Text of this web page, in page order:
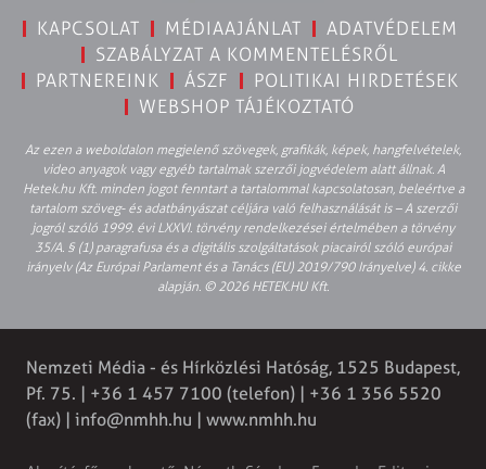
KAPCSOLAT MÉDIAAJÁNLAT
ADATVÉDELEM
SZABÁLYZAT A KOMMENTELÉSRŐL
PARTNEREINK
ÁSZF
POLITIKAI HIRDETÉSEK
WEBSHOP TÁJÉKOZTATÓ
Az ezen a weboldalon megjelenő szövegek, grafikák, képek, hangfelvételek,
video anyagok vagy egyéb tartalmak szerzői jogvédelem alatt állnak. A
Hetek.hu Kft. minden jogot fenntart a tartalommal kapcsolatosan, beleértve a
tartalom szöveg- és adatbányászat céljára való felhasználását is – A szerzői
jogról szóló 1999. évi LXXVI. törvény rendelkezései értelmében a törvény
35/A. § (1) paragrafusa és a digitális szolgáltatások piacairól szóló európai
irányelv (Az Európai Parlament és a Tanács (EU) 2019/790 Irányelve) 4. cikke
alapján. © 2026 HETEK.HU Kft.
Nemzeti Média - és Hírközlési Hatóság, 1525 Budapest,
Pf. 75. | +36 1 457 7100 (telefon) | +36 1 356 5520
(fax) | info@nmhh.hu | www.nmhh.hu